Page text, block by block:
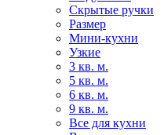
Скрытые ручки
Размер
Мини-кухни
Узкие
3 кв. м.
5 кв. м.
6 кв. м.
9 кв. м.
Все для кухни